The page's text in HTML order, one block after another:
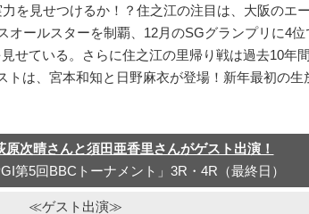
を見せつけるか！？住之江の注目は、大阪のエ
オールスターを制覇、12月のSGグランプリに4位
せている。さらに住之江の里帰り戦は過去10年
トは、宮本和知と日野麻衣が登場！新年最初の生
原次晴さんと須田亜香里さんがゲスト出演！
第5回BBCトーナメント」3R・4R（最終日）
≪ゲスト出演≫